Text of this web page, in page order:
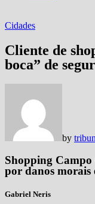
Cidades
Cliente de
boca” de
by
Shopping
por danos morais
Gabriel Neris